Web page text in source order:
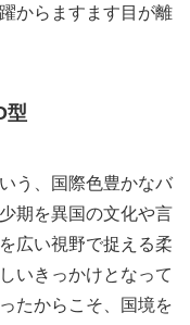
からますます目が離
型
う、国際色豊かなバ
期を異国の文化や言
広い視野で捉える柔
いきっかけとなって
たからこそ、国境を